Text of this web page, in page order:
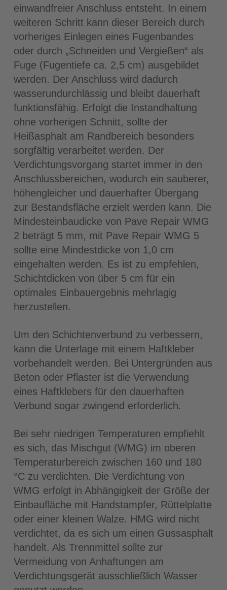
einwandfreier Anschluss entsteht. In einem
weiteren Schritt kann dieser Bereich durch
vorheriges Einlegen eines Fugenbandes
oder durch „Schneiden und Vergießen“ als
Fuge (Fugentiefe ca. 2,5 cm) ausgebildet
werden. Der Anschluss wird dadurch
wasserundurchlässig und bleibt dauerhaft
funktionsfähig. Erfolgt die Instandhaltung
ohne vorherigen Schnitt, sollte der
Heißasphalt am Randbereich besonders
sorgfältig verarbeitet werden. Der
Verdichtungsvorgang startet immer in den
Anschlussbereichen, wodurch ein sauberer,
höhengleicher und dauerhafter Übergang
zur Bestandsfläche erzielt werden kann. Die
Mindesteinbaudicke von Pave Repair WMG
2 beträgt 5 mm, mit Pave Repair WMG 5
sollte eine Mindestdicke von 1,0 cm
eingehalten werden. Es ist zu empfehlen,
Schichtdicken von über 5 cm für ein
optimales Einbauergebnis mehrlagig
herzustellen.
Um den Schichtenverbund zu verbessern,
kann die Unterlage mit einem Haftkleber
vorbehandelt werden. Bei Untergründen aus
Beton oder Pflaster ist die Verwendung
eines Haftklebers für den dauerhaften
Verbund sogar zwingend erforderlich.
Bei sehr niedrigen Temperaturen empfiehlt
es sich, das Mischgut (WMG) im oberen
Temperaturbereich zwischen 160 und 180
°C zu verdichten. Die Verdichtung von
WMG erfolgt in Abhängigkeit der Größe der
Einbaufläche mit Handstampfer, Rüttelplatte
oder einer kleinen Walze. HMG wird nicht
verdichtet, da es sich um einen Gussasphalt
handelt. Als Trennmittel sollte zur
Vermeidung von Anhaftungen am
Verdichtungsgerät ausschließlich Wasser